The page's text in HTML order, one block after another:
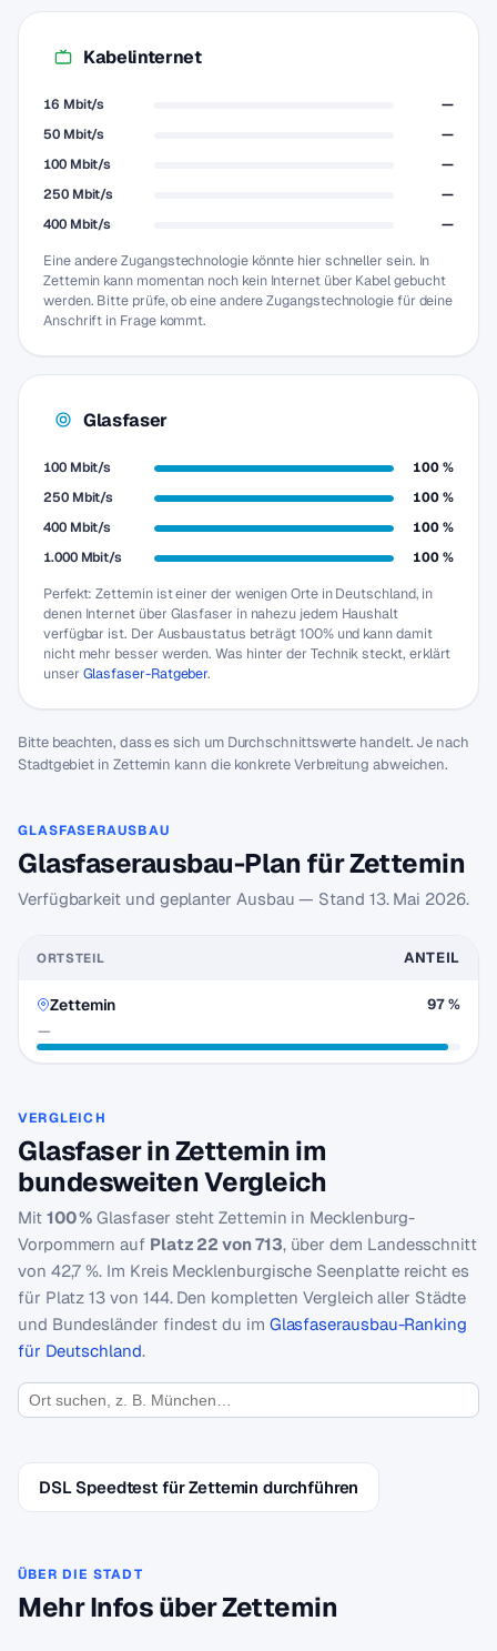
Kabelinternet
16 Mbit/s
—
50 Mbit/s
—
100 Mbit/s
—
250 Mbit/s
—
400 Mbit/s
—
Eine andere Zugangstechnologie könnte hier schneller sein. In
Zettemin kann momentan noch kein Internet über Kabel gebucht
werden. Bitte prüfe, ob eine andere Zugangstechnologie für deine
Anschrift in Frage kommt.
Glasfaser
100 Mbit/s
100 %
250 Mbit/s
100 %
400 Mbit/s
100 %
1.000 Mbit/s
100 %
Perfekt: Zettemin ist einer der wenigen Orte in Deutschland, in
denen Internet über Glasfaser in nahezu jedem Haushalt
verfügbar ist. Der Ausbaustatus beträgt 100% und kann damit
nicht mehr besser werden. Was hinter der Technik steckt, erklärt
unser Glasfaser-Ratgeber.
Bitte beachten, dass es sich um Durchschnittswerte handelt. Je nach
Stadtgebiet in Zettemin kann die konkrete Verbreitung abweichen.
GLASFASERAUSBAU
Glasfaserausbau-Plan für Zettemin
Verfügbarkeit und geplanter Ausbau — Stand 13. Mai 2026.
ORTSTEIL ANTEIL
Zettemin
—
97 %
VERGLEICH
Glasfaser in Zettemin im
bundesweiten Vergleich
Mit 100 % Glasfaser steht Zettemin in Mecklenburg-
Vorpommern auf Platz 22 von 713, über dem Landesschnitt
von 42,7 %. Im Kreis Mecklenburgische Seenplatte reicht es
für Platz 13 von 144. Den kompletten Vergleich aller Städte
und Bundesländer findest du im Glasfaserausbau-Ranking
für Deutschland.
DSL Speedtest für Zettemin durchführen
ÜBER DIE STADT
Mehr Infos über Zettemin